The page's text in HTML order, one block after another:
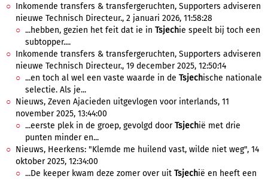
Inkomende transfers & transfergeruchten, Supporters adviseren
nieuwe Technisch Directeur., 2 januari 2026, 11:58:28
...hebben, gezien het feit dat ie in Tsjechie speelt bij toch een
subtopper....
Inkomende transfers & transfergeruchten, Supporters adviseren
nieuwe Technisch Directeur., 19 december 2025, 12:50:14
...en toch al wel een vaste waarde in de Tsjechische nationale
selectie. Als je...
Nieuws, Zeven Ajacieden uitgevlogen voor interlands, 11
november 2025, 13:44:00
...eerste plek in de groep, gevolgd doorTsjechië met drie
punten minder en...
Nieuws, Heerkens: "Klemde me huilend vast, wilde niet weg", 14
oktober 2025, 12:34:00
...De keeper kwam deze zomer over uit Tsjechië en heeft een